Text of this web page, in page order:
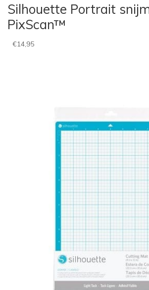
Silhouette Portrait
PixScan™
€14,95